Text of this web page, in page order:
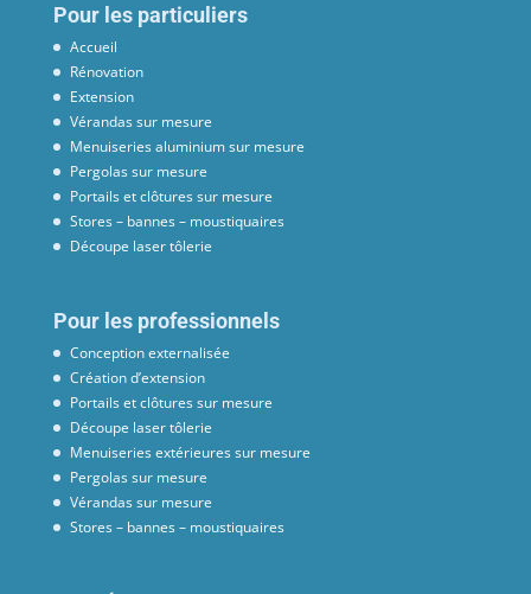
Pour les particuliers
Accueil
Rénovation
Extension
Vérandas sur mesure
Menuiseries aluminium sur mesure
Pergolas sur mesure
Portails et clôtures sur mesure
Stores – bannes – moustiquaires
Découpe laser tôlerie
Pour les professionnels
Conception externalisée
Création d’extension
Portails et clôtures sur mesure
Découpe laser tôlerie
Menuiseries extérieures sur mesure
Pergolas sur mesure
Vérandas sur mesure
Stores – bannes – moustiquaires